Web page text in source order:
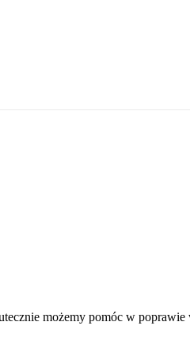
możemy pomóc w